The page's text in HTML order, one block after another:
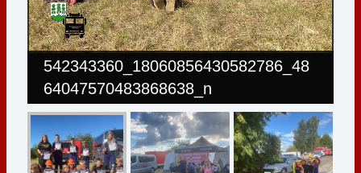
542343360_18060856430582786_48
64047570483868638_n